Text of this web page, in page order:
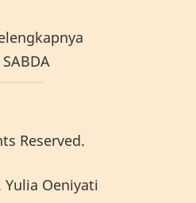
Reserved.
Yulia Oeniyati